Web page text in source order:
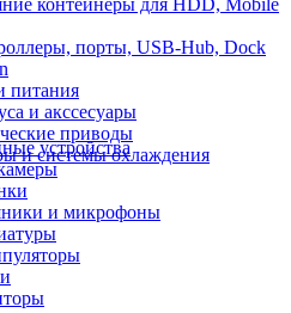
контейнеры для HDD, Mobile
порты, USB-Hub, Dock
питания
и акссесуары
приводы
и системы охлаждения
устройства
и микрофоны